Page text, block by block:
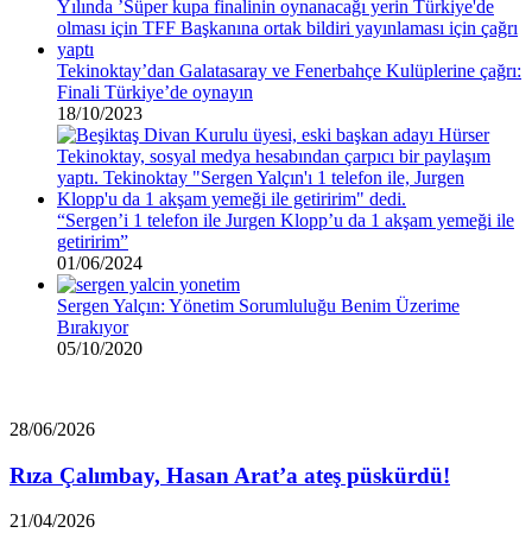
Tekinoktay’dan Galatasaray ve Fenerbahçe Kulüplerine çağrı:
Finali Türkiye’de oynayın
18/10/2023
“Sergen’i 1 telefon ile Jurgen Klopp’u da 1 akşam yemeği ile
getiririm”
01/06/2024
Sergen Yalçın: Yönetim Sorumluluğu Benim Üzerime
Bırakıyor
05/10/2020
Rıza
Hasan
Arat’a
ateş
28/06/2026
Rıza Çalımbay, Hasan Arat’a ateş püskürdü!
Beşiktaş
21/04/2026